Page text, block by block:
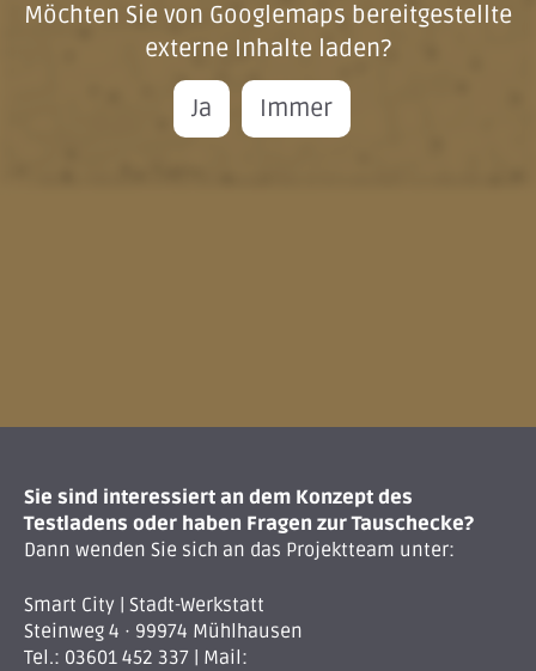
Möchten Sie von Googlemaps bereitgestellte
externe Inhalte laden?
Ja Immer
Sie sind interessiert an dem Konzept des
Testladens oder haben Fragen zur Tauschecke?
Dann wenden Sie sich an das Projektteam unter:
Smart City | Stadt-Werkstatt
Steinweg 4 · 99974 Mühlhausen
Tel.: 03601 452 337 | Mail: